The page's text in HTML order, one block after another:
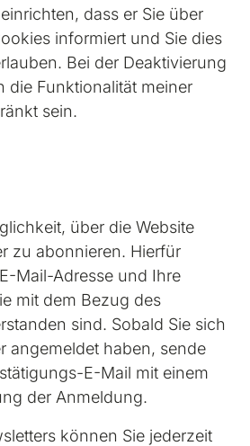
dass er Sie über
informiert und Sie dies
Bei der Deaktivierung
die Funktionalität meiner
sein.
über die Website
zu abonnieren. Hierfür
Mail-Adresse und Ihre
mit dem Bezug des
sind. Sobald Sie sich
angemeldet haben, sende
E-Mail mit einem
der Anmeldung.
können Sie jederzeit